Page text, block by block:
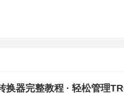
换器完整教程 · 轻松管理